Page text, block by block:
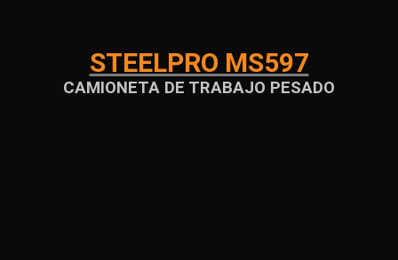
STEELPRO MS597
CAMIONETA DE TRABAJO PESADO